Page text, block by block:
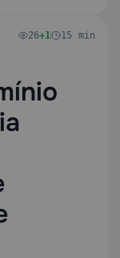
26+1 15 min